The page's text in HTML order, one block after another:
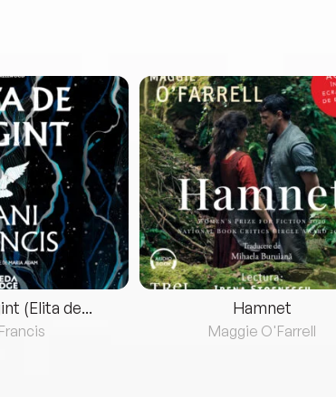
(Elita de... Hamnet
Maggie O'Farrell